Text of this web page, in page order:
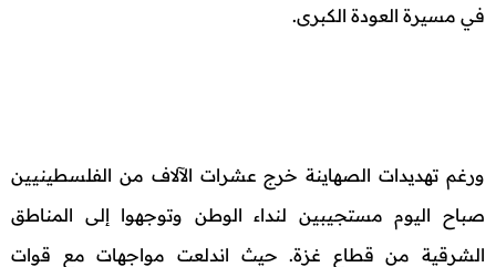
في مسيرة العودة الكبرى.
ورغم تهديدات الصهاينة خرج عشرات الآلاف من الفلسطينيين
صباح اليوم مستجيبين لنداء الوطن وتوجهوا إلى المناطق
الشرقية من قطاع غزة. حيث اندلعت مواجهات مع قوات